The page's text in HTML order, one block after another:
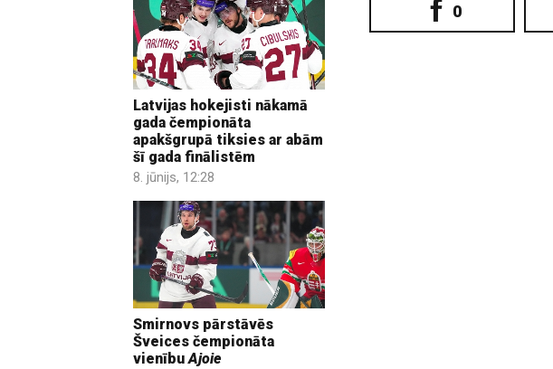
Latvijas hokejisti nākamā
gada čempionāta
apakšgrupā tiksies ar abām
šī gada finālistēm
8. jūnijs, 12:28
Smirnovs pārstāvēs
Šveices čempionāta
vienībuAjoie
0